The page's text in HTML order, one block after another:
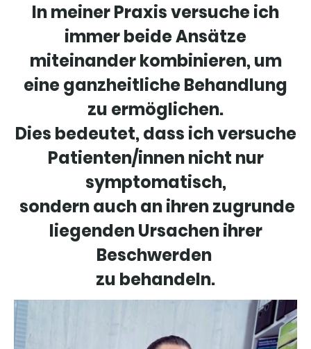
In meiner Praxis versuche ich
immer beide Ansätze
miteinander kombinieren, um
eine ganzheitliche Behandlung
zu ermöglichen.
Dies bedeutet, dass ich versuche
Patienten/innen nicht nur
symptomatisch,
sondern auch an ihren zugrunde
liegenden Ursachen ihrer
Beschwerden
zu behandeln.